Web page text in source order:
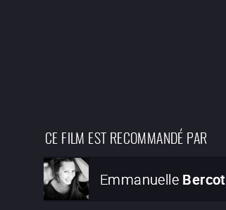
CE FILM EST RECOMMANDÉ PAR
Emmanuelle Bercot